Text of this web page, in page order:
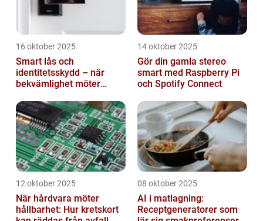
16 oktober 2025
Smart lås och
identitetsskydd – när
bekvämlighet möter
14 oktober 2025
Gör din gamla stereo
smart med Raspberry Pi
och Spotify Connect
12 oktober 2025
När hårdvara möter
hållbarhet: Hur kretskort
08 oktober 2025
AI i matlagning:
Receptgeneratorer som